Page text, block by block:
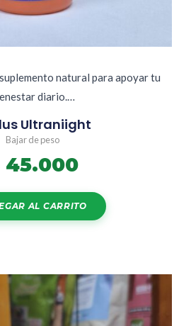
natural para apoyar tu
diario.…
Ultraniight
Bajar de peso
45.000
AL CARRITO